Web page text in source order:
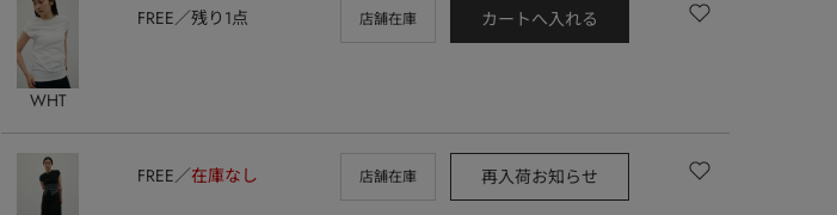
WHT
FREE 残り1点 店舗在庫 カートへ入れる
FREE 在庫なし 店舗在庫 再入荷お知らせ